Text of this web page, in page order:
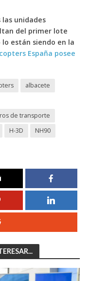
las unidades
del primer lote
están siendo en la
España posee
albacete
de transporte
H-3D
NH90